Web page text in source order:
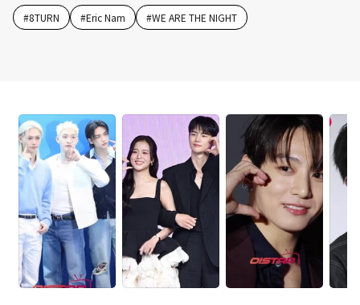
#8TURN #Eric Nam #WE ARE THE NIGHT